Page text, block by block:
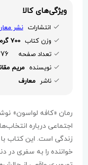
ویژگی‌های کالا
انتشارات نشر
وزن کتاب 700 گرم
تعداد صفحه
نویسنده مریم
ناشر معارف
رمان «کافه لواسون»
اجتماعی درباره
زندگی است. این کتاب
خواننده را به سفری